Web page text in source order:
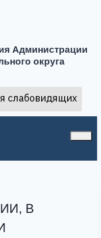
Администрации
округа
слабовидящих
В